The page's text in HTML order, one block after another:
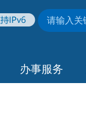
办事服务